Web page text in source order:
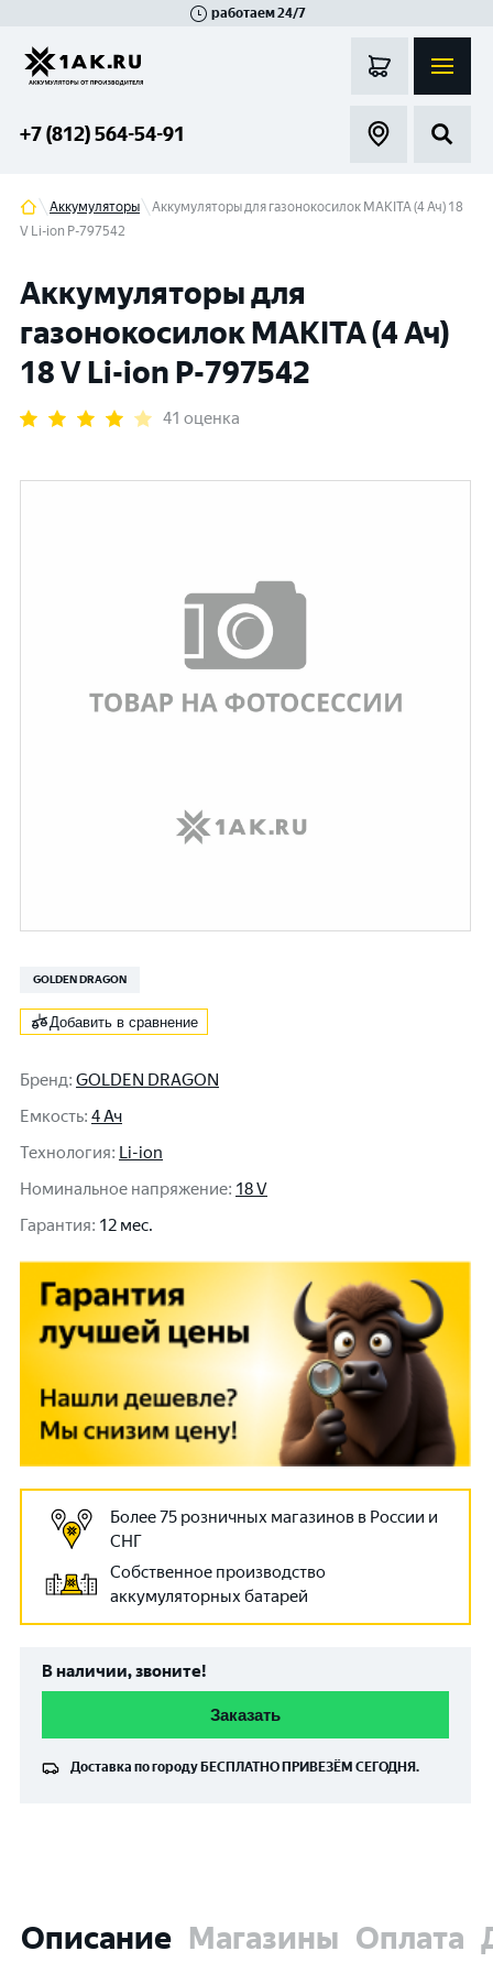
работаем 24/7
+7 (812) 564-54-91
Аккумуляторы
Аккумуляторы для газонокосилок MAKITA (4 Ач) 18
V Li-ion P-797542
Аккумуляторы для
газонокосилок MAKITA (4 Ач)
18 V Li-ion P-797542
41 оценка
GOLDEN DRAGON
Добавить в сравнение
Бренд: GOLDEN DRAGON
Емкость: 4 Ач
Технология: Li-ion
Номинальное напряжение: 18 V
Гарантия: 12 мес.
Более 75 розничных магазинов в России и
СНГ
Собственное производство
аккумуляторных батарей
В наличии, звоните!
Заказать
Доставка по городу БЕСПЛАТНО ПРИВЕЗЁМ СЕГОДНЯ.
Описание Магазины Оплата
Гатчина